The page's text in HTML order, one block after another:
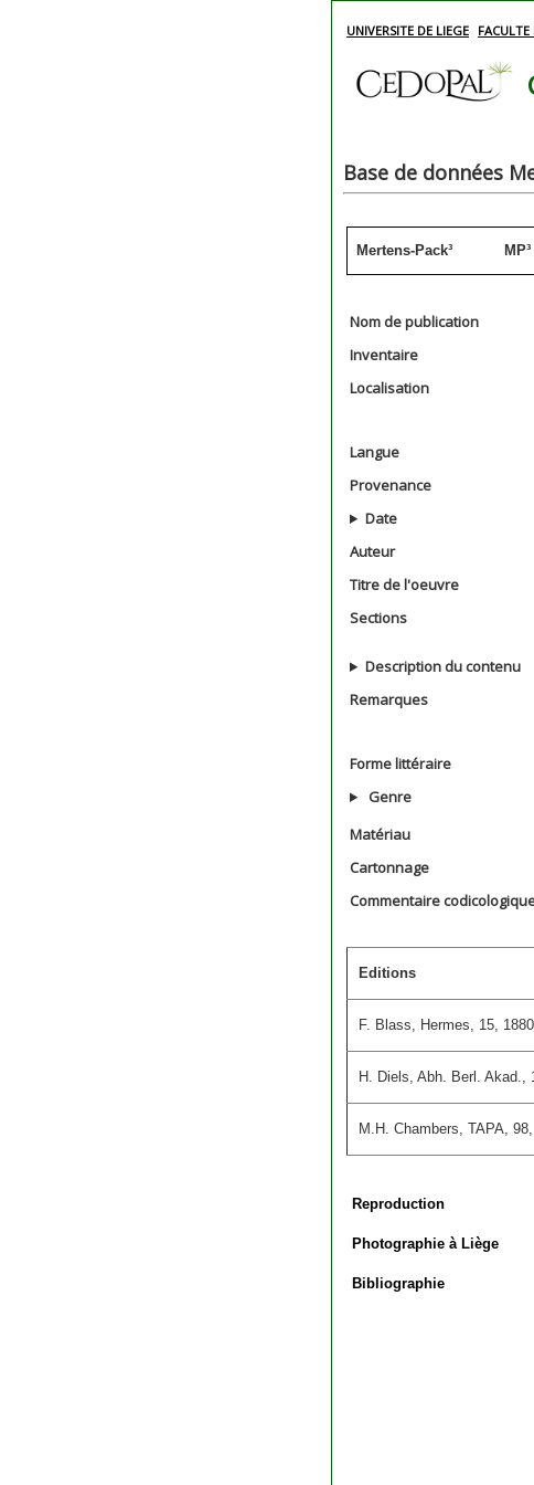
UNIVERSITE DE LIEGE
Base de données
Mertens-Pack³
Nom de publication
Inventaire
Localisation
Langue
Provenance
Date
Auteur
Titre de l'oeuvre
Sections
Description du contenu
Remarques
Forme littéraire
Genre
Matériau
Cartonnage
Commentaire
Editions
F. Blass, Hermes, 15,
H. Diels, Abh. Berl. Akad.,
M.H. Chambers, TAPA,
Reproduction
Photographie à Liège
Bibliographie